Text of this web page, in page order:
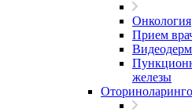
Онкология
Прием
железы